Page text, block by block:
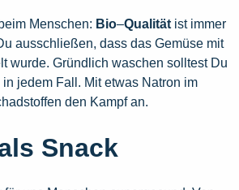
Menschen: Bio–Qualität ist immer
ausschließen, dass das Gemüse mit
wurde. Gründlich waschen solltest Du
jedem Fall. Mit etwas Natron im
den Kampf an.
Snack